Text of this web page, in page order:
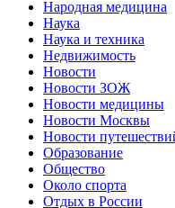
Народная медицина
Наука
Наука и техника
Недвижимость
Новости
Новости ЗОЖ
Новости медицины
Новости Москвы
Новости
Образование
Общество
Около спорта
Отдых в России